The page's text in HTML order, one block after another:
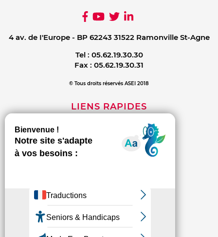
4 av. de I'Europe - BP 62243 31522 Ramonville St-Agne
Tel : 05.62.19.30.30
Fax : 05.62.19.30.31
© Tous droits réservés ASEI 2018
LIENS RAPIDES
Politique de confidentialité
L'association
Les établissements et services
Espace presse